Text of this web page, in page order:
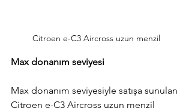
Citroen e-C3 Aircross uzun menzil
Max donanım seviyesi
Max donanım seviyesiyle satışa sunulan
Citroen e-C3 Aircross uzun menzil